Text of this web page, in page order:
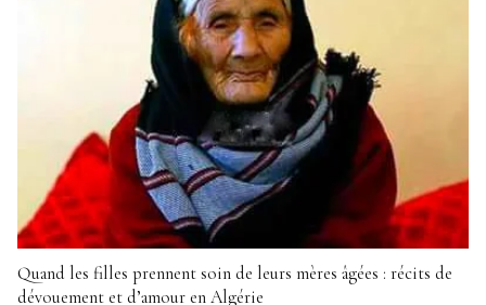
Quand les filles prennent soin de leurs mères âgées : récits de
dévouement et d’amour en Algérie